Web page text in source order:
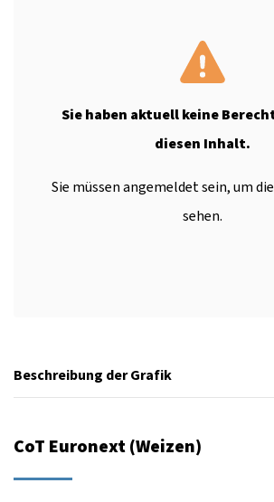
Sie haben aktuell keine
diesen Inhalt.
Sie müssen angemeldet sein, um
sehen.
Beschreibung der Grafik
CoT Euronext (Weizen)